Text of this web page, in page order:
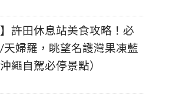
】許田休息站美食攻略！必
天婦羅，眺望名護灣果凍藍
繩自駕必停景點）